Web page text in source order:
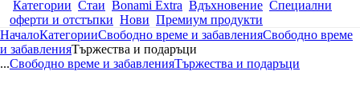
Категории Стаи Bonami Extra Вдъхновение Специални
оферти и отстъпки Нови Премиум продукти
НачалоКатегорииСвободно време и забавленияСвободно време
и забавленияТържества и подаръци
...Свободно време и забавленияТържества и подаръци